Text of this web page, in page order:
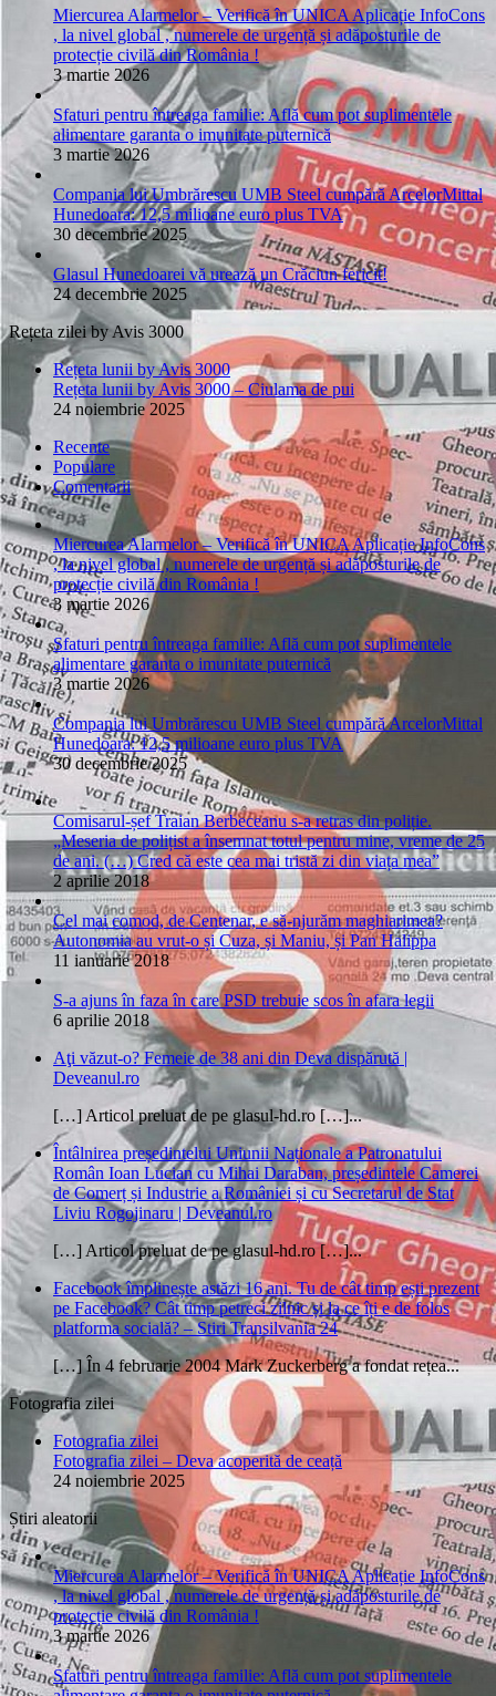
Miercurea Alarmelor – Verifică în UNICA Aplicație InfoCons
, la nivel global , numerele de urgență și adăposturile de
protecție civilă din România !
3 martie 2026
Sfaturi pentru întreaga familie: Află cum pot suplimentele
alimentare garanta o imunitate puternică
3 martie 2026
Compania lui Umbrărescu UMB Steel cumpără ArcelorMittal
Hunedoara: 12,5 milioane euro plus TVA
30 decembrie 2025
Glasul Hunedoarei vă urează un Crăciun fericit!
24 decembrie 2025
Rețeta zilei by Avis 3000
Rețeta lunii by Avis 3000
Rețeta lunii by Avis 3000 – Ciulama de pui
24 noiembrie 2025
Recente
Populare
Comentarii
Miercurea Alarmelor – Verifică în UNICA Aplicație InfoCons
, la nivel global , numerele de urgență și adăposturile de
protecție civilă din România !
3 martie 2026
Sfaturi pentru întreaga familie: Află cum pot suplimentele
alimentare garanta o imunitate puternică
3 martie 2026
Compania lui Umbrărescu UMB Steel cumpără ArcelorMittal
Hunedoara: 12,5 milioane euro plus TVA
30 decembrie 2025
Comisarul-șef Traian Berbeceanu s-a retras din poliție.
„Meseria de polițist a însemnat totul pentru mine, vreme de 25
de ani. (…) Cred că este cea mai tristă zi din viața mea”
2 aprilie 2018
Cel mai comod, de Centenar, e să-njurăm maghiarimea?
Autonomia au vrut-o și Cuza, și Maniu, și Pan Halippa
11 ianuarie 2018
S-a ajuns în faza în care PSD trebuie scos în afara legii
6 aprilie 2018
Aţi văzut-o? Femeie de 38 ani din Deva dispărută |
Deveanul.ro
[…] Articol preluat de pe glasul-hd.ro […]...
Întâlnirea președintelui Uniunii Naționale a Patronatului
Român Ioan Lucian cu Mihai Daraban, președintele Camerei
de Comerț și Industrie a României și cu Secretarul de Stat
Liviu Rogojinaru | Deveanul.ro
[…] Articol preluat de pe glasul-hd.ro […]...
Facebook împlinește astăzi 16 ani. Tu de cât timp ești prezent
pe Facebook? Cât timp petreci zilnic și la ce îți e de folos
platforma socială? – Stiri Transilvania 24
[…] În 4 februarie 2004 Mark Zuckerberg a fondat rețea...
Fotografia zilei
Fotografia zilei
Fotografia zilei – Deva acoperită de ceață
24 noiembrie 2025
Știri aleatorii
Miercurea Alarmelor – Verifică în UNICA Aplicație InfoCons
, la nivel global , numerele de urgență și adăposturile de
protecție civilă din România !
3 martie 2026
Sfaturi pentru întreaga familie: Află cum pot suplimentele